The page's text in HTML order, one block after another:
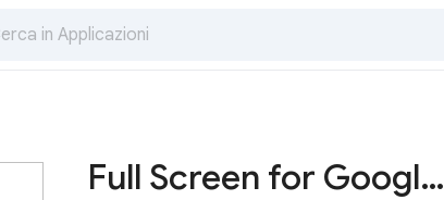
Full Screen for Google Tasks™